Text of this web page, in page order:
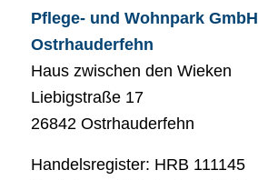
Pflege- und Wohnpark GmbH
Ostrhauderfehn
Haus zwischen den Wieken
Liebigstraße 17
26842 Ostrhauderfehn
Handelsregister: HRB 111145